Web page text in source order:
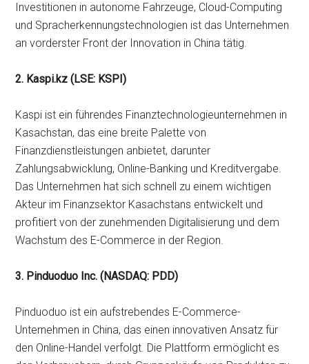
Investitionen in autonome Fahrzeuge, Cloud-Computing
und Spracherkennungstechnologien ist das Unternehmen
an vorderster Front der Innovation in China tätig.
2. Kaspi.kz (LSE: KSPI)
Kaspi ist ein führendes Finanztechnologieunternehmen in
Kasachstan, das eine breite Palette von
Finanzdienstleistungen anbietet, darunter
Zahlungsabwicklung, Online-Banking und Kreditvergabe.
Das Unternehmen hat sich schnell zu einem wichtigen
Akteur im Finanzsektor Kasachstans entwickelt und
profitiert von der zunehmenden Digitalisierung und dem
Wachstum des E-Commerce in der Region.
3. Pinduoduo Inc. (NASDAQ: PDD)
Pinduoduo ist ein aufstrebendes E-Commerce-
Unternehmen in China, das einen innovativen Ansatz für
den Online-Handel verfolgt. Die Plattform ermöglicht es